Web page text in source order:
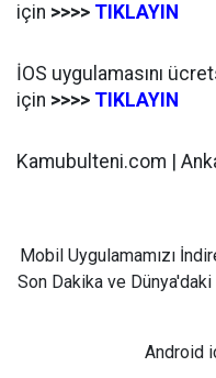
için >>>> TIKLAYIN
İOS uygulamasını
için >>>> TIKLAYIN
Kamubulteni.com |
Mobil Uygulamamızı
Son Dakika ve
Android